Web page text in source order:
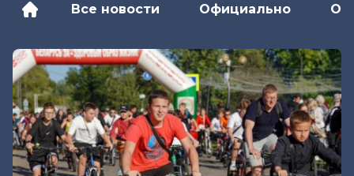
Все новости Официально